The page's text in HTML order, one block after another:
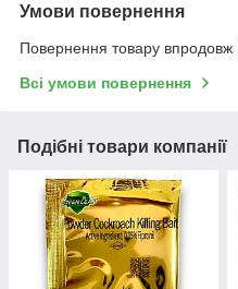
Умови повернення
Повернення товару впродовж
Всі умови повернення
Подібні товари компанії